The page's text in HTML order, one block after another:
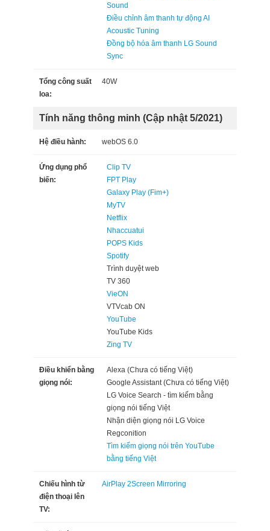
Sound
Điều chỉnh âm thanh tự động AI
Acoustic Tuning
Đồng bộ hóa âm thanh LG Sound
Sync
Tổng công suất
loa:
40W
Tính năng thông minh (Cập nhật 5/2021)
Hệ điều hành: webOS 6.0
Ứng dụng phổ
biến:
Clip TV
FPT Play
Galaxy Play (Fim+)
MyTV
Netflix
Nhaccuatui
POPS Kids
Spotify
Trình duyệt web
TV 360
VieON
VTVcab ON
YouTube
YouTube Kids
Zing TV
Điều khiển bằng
giọng nói:
Alexa (Chưa có tiếng Việt)
Google Assistant (Chưa có tiếng Việt)
LG Voice Search - tìm kiếm bằng
giọng nói tiếng Việt
Nhận diện giọng nói LG Voice
Regconition
Tìm kiếm giọng nói trên YouTube
bằng tiếng Việt
Chiếu hình từ
điện thoại lên
TV:
AirPlay 2Screen Mirroring